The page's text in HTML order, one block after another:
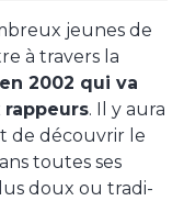
jeunes de
à travers la
2002 qui va
. Il y aura
de découvrir le
toutes ses
doux ou tradi-